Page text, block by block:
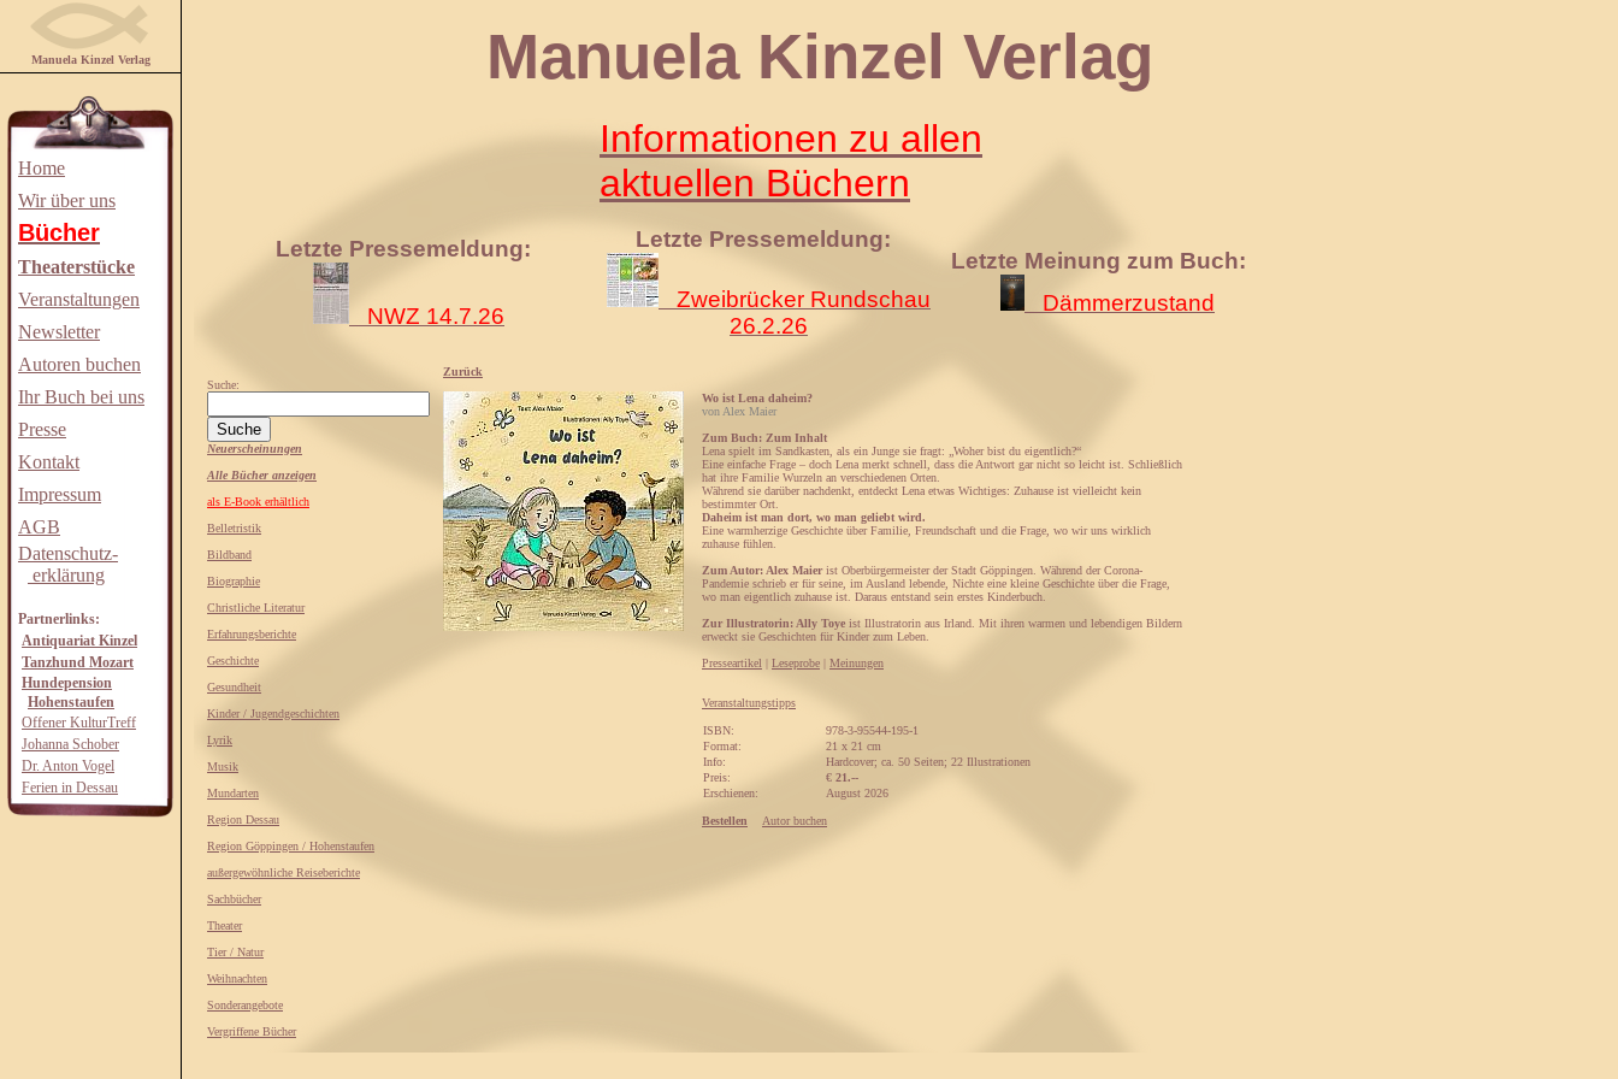
Manuela Kinzel Verlag
Home
Wir über uns
Bücher
Theaterstücke
Veranstaltungen
Newsletter
Autoren buchen
Ihr Buch bei uns
Presse
Kontakt
Impressum
AGB
Datenschutz-
erklärung
Partnerlinks:
Antiquariat Kinzel
Tanzhund Mozart
Hundepension
Hohenstaufen
Offener KulturTreff
Johanna Schober
Dr. Anton Vogel
Ferien in Dessau
Manuela Kinzel Verlag
Informationen zu allen
aktuellen Büchern
Letzte Pressemeldung:
NWZ 14.7.26
Letzte Pressemeldung:
Zweibrücker Rundschau
26.2.26
Letzte Meinung zum Buch:
Dämmerzustand
Suche:
Neuerscheinungen
Alle Bücher anzeigen
als E-Book erhältlich
Belletristik
Bildband
Biographie
Christliche Literatur
Erfahrungsberichte
Geschichte
Gesundheit
Kinder / Jugendgeschichten
Lyrik
Musik
Mundarten
Region Dessau
Region Göppingen / Hohenstaufen
außergewöhnliche Reiseberichte
Sachbücher
Theater
Tier / Natur
Weihnachten
Sonderangebote
Vergriffene Bücher
Zurück
Wo ist Lena daheim?
von Alex Maier
Zum Buch: Zum Inhalt
Lena spielt im Sandkasten, als ein Junge sie fragt: „Woher bist du eigentlich?“
Eine einfache Frage – doch Lena merkt schnell, dass die Antwort gar nicht so leicht ist. Schließlich
hat ihre Familie Wurzeln an verschiedenen Orten.
Während sie darüber nachdenkt, entdeckt Lena etwas Wichtiges: Zuhause ist vielleicht kein
bestimmter Ort.
Daheim ist man dort, wo man geliebt wird.
Eine warmherzige Geschichte über Familie, Freundschaft und die Frage, wo wir uns wirklich
zuhause fühlen.
Zum Autor: Alex Maierist Oberbürgermeister der Stadt Göppingen. Während der Corona-
Pandemie schrieb er für seine, im Ausland lebende, Nichte eine kleine Geschichte über die Frage,
wo man eigentlich zuhause ist. Daraus entstand sein erstes Kinderbuch.
Zur Illustratorin: Ally Toye ist Illustratorin aus Irland. Mit ihren warmen und lebendigen Bildern
erweckt sie Geschichten für Kinder zum Leben.
Presseartikel | Leseprobe | Meinungen
Veranstaltungstipps
ISBN:
978-3-95544-195-1
Format:
21 x 21 cm
Info:
Hardcover; ca. 50 Seiten; 22 Illustrationen
Preis:
€ 21.--
Erschienen:
August 2026
Bestellen Autor buchen